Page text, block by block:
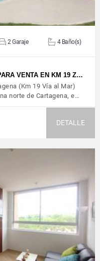
2 Garaje 4 Baño(s)
VENTA EN KM 19 Z…
(Km 19 Vía al Mar)
norte de Cartagena, e…
DETALLE